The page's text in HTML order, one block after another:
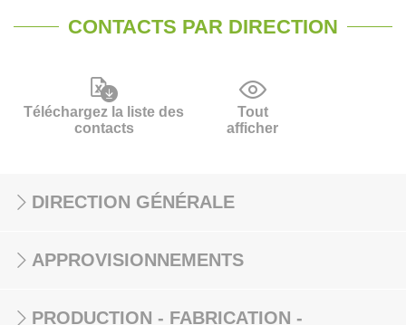
CONTACTS PAR DIRECTION
Téléchargez la liste des
contacts
Tout
afficher
DIRECTION GÉNÉRALE
APPROVISIONNEMENTS
PRODUCTION - FABRICATION -